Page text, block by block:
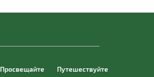
Просвещайте
Путешествуйте